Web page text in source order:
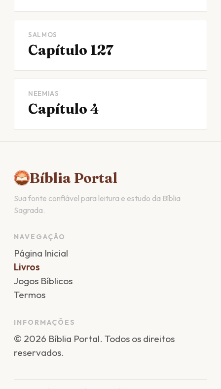
SALMOS
Capítulo 127
NEEMIAS
Capítulo 4
Bíblia Portal
Sua fonte confiável para leitura e estudo da Bíblia
Sagrada.
NAVEGAÇÃO
Página Inicial
Livros
Jogos Bíblicos
Termos
INFORMAÇÕES
© 2026 Bíblia Portal. Todos os direitos
reservados.